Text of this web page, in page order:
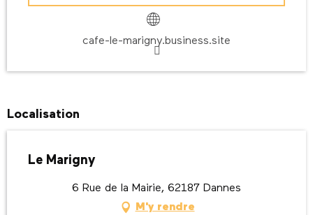
cafe-le-marigny.business.site
Localisation
Le Marigny
6 Rue de la Mairie, 62187 Dannes
M'y rendre